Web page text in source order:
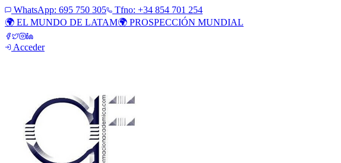
WhatsApp: 695 750 305
Tfno: +34 854 701 254
🌍 EL MUNDO DE LATAM🌍 PROSPECCIÓN MUNDIAL
Acceder